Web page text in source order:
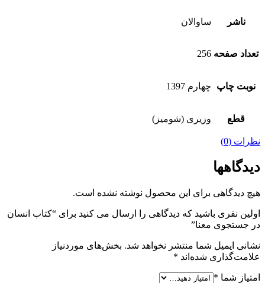
ناشر ساوالان
تعداد صفحه 256
نوبت چاپ چهارم 1397
قطع وزیری (شومیز)
نظرات (0)
دیدگاهها
هیچ دیدگاهی برای این محصول نوشته نشده است.
اولین نفری باشید که دیدگاهی را ارسال می کنید برای “کتاب انسان
در جستجوی معنا”
نشانی ایمیل شما منتشر نخواهد شد. بخش‌های موردنیاز
علامت‌گذاری شده‌اند *
امتیاز شما *